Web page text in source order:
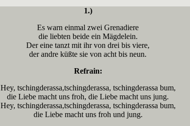
1.)
Es warn einmal zwei Grenadiere
die liebten beide ein Mägdelein.
Der eine tanzt mit ihr von drei bis viere,
der andre küßte sie von acht bis neun.
Refrain:
Hey, tschingderassa,tschingderassa, tschingderassa bum,
die Liebe macht uns froh, die Liebe macht uns jung.
Hey, tschingderassa,tschingderassa, tschingderassa bum,
die Liebe macht uns froh und jung.